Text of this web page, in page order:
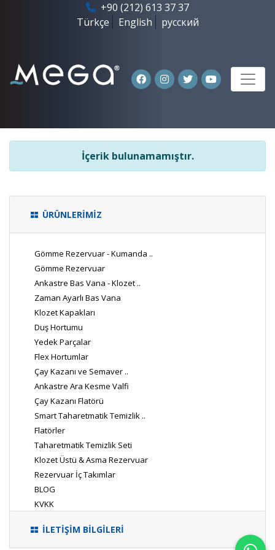
+90 (212) 613 37 37
Türkçe
English русский
İçerik bulunamamıştır.
ÜRÜNLERİMİZ
Gömme Rezervuar - Kumanda ..
Gömme Rezervuar
Ankastre Bas Vana - Klozet ..
Zaman Ayarlı Bas Vana
Klozet Kapakları
Duş Hortumu
Yedek Parçalar
Flex Hortumlar
Çay Kazanı ve Semaver ..
Ankastre Ara Kesme Valfi
Çay Kazanı Flatörü
Smart Taharetmatik Temizlik ..
Flatörler
Taharetmatik Temizlik Seti
Klozet Üstü & Asma Rezervuar
Rezervuar İç Takımlar
BLOG
KVKK
İLETİŞİM BİLGİLERİ